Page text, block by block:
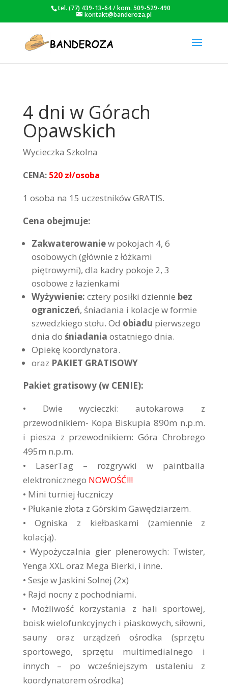
tel. (77) 439-13-64 / kom. 509-529-490
kontakt@banderoza.pl
4 dni w Górach
Opawskich
Wycieczka Szkolna
CENA: 520 zł/osoba
1 osoba na 15 uczestników GRATIS.
Cena obejmuje:
Zakwaterowaniew pokojach 4, 6
osobowych (głównie z łóżkami
piętrowymi), dla kadry pokoje 2, 3
osobowe z łazienkami
Wyżywienie: cztery posiłki dziennie bez
ograniczeń, śniadania i kolacje w formie
szwedzkiego stołu. Od obiadu pierwszego
dnia do śniadania ostatniego dnia.
Opiekę koordynatora.
oraz PAKIET GRATISOWY
Pakiet gratisowy (w CENIE):
• Dwie wycieczki: autokarowa z
przewodnikiem- Kopa Biskupia 890m n.p.m.
i piesza z przewodnikiem: Góra Chrobrego
495m n.p.m.
• LaserTag – rozgrywki w paintballa
elektronicznego NOWOŚĆ!!!
• Mini turniej łuczniczy
• Płukanie złota z Górskim Gawędziarzem.
• Ogniska z kiełbaskami (zamiennie z
kolacją).
• Wypożyczalnia gier plenerowych: Twister,
Yenga XXL oraz Mega Bierki, i inne.
• Sesje w Jaskini Solnej (2x)
• Rajd nocny z pochodniami.
• Możliwość korzystania z hali sportowej,
boisk wielofunkcyjnych i piaskowych, siłowni,
sauny oraz urządzeń ośrodka (sprzętu
sportowego, sprzętu multimedialnego i
innych – po wcześniejszym ustaleniu z
koordynatorem ośrodka)